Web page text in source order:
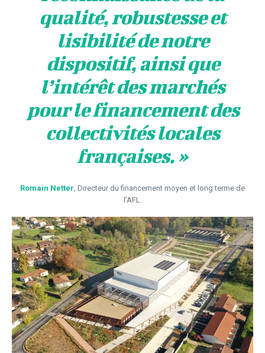
qualité, robustesse et
lisibilité de notre
dispositif, ainsi que
l’intérêt des marchés
pour le financement des
collectivités locales
françaises. »
Romain Netter , Directeur du financement moyen et long terme de
l’AFL.